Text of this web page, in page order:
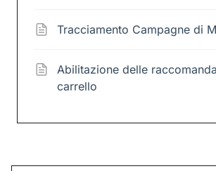
Tracciamento Campagne di
Abilitazione delle
carrello